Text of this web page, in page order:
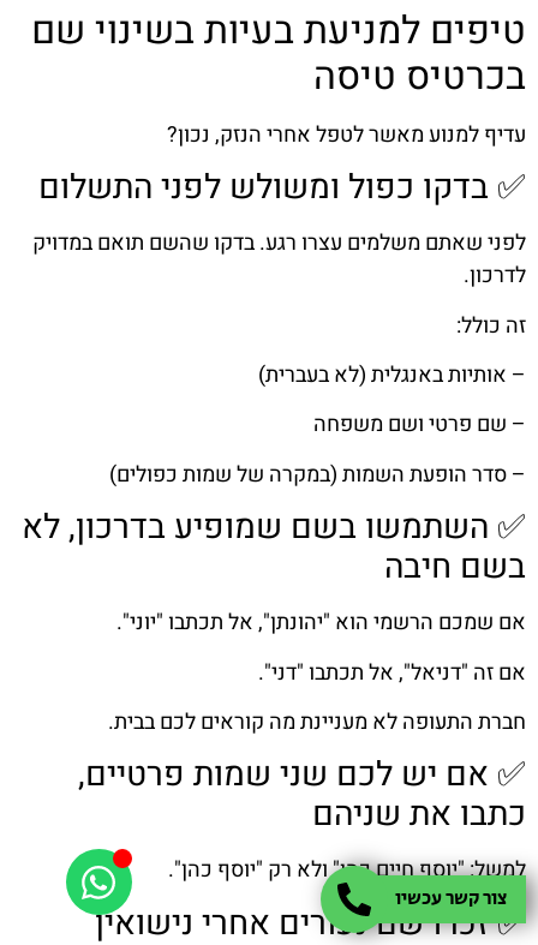
טיפים למניעת בעיות בשינוי שם
בכרטיס טיסה
עדיף למנוע מאשר לטפל אחרי הנזק, נכון?
✅ בדקו כפול ומשולש לפני התשלום
לפני שאתם משלמים עצרו רגע. בדקו שהשם תואם במדויק
לדרכון.
זה כולל:
– אותיות באנגלית (לא בעברית)
– שם פרטי ושם משפחה
– סדר הופעת השמות (במקרה של שמות כפולים)
✅ השתמשו בשם שמופיע בדרכון, לא
בשם חיבה
אם שמכם הרשמי הוא "יהונתן", אל תכתבו "יוני".
אם זה "דניאל", אל תכתבו "דני".
חברת התעופה לא מעניינת מה קוראים לכם בבית.
✅ אם יש לכם שני שמות פרטיים,
כתבו את שניהם
למשל: "יוסף חיים כהן" ולא רק "יוסף כהן".
✅ זכרו שם נעורים אחרי נישואין
צור קשר עכשיו